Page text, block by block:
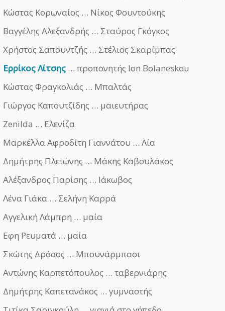
Κώστας Κορωναίος … Νίκος Φουντούκης
Βαγγέλης Αλεξανδρής … Σταύρος Γκόγκος
Χρήστος Σαπουντζής … Στέλιος Σκαρίμπας
Ερρίκος Λίτσης … προπονητής Ion Bolaneskou
Κώστας Φραγκολιάς … Μπαλτάς
Γιώργος Καπουτζίδης … μαιευτήρας
Zenilda … Ελενίζα
Μαρκέλλα Αφροδίτη Γιαννάτου … Λία
Δημήτρης Πλειώνης … Μάκης Καβουλάκος
Αλέξανδρος Παρίσης … Ιάκωβος
Λένα Γιάκα … Σελήνη Καρρά
Αγγελική Λάμπρη … μαία
Εφη Ρευματά … μαία
Σκώτης Δρόσος … Μπουνάρμπασι
Αντώνης Καρπετόπουλος … ταβερνιάρης
Δημήτρης Καπετανάκος … γυμναστής